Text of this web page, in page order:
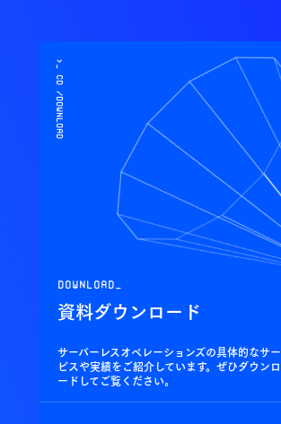
>_ cd /download
download_
資料ダウンロード
サーバーレスオペレーションズの具体的なサー
ビスや実績をご紹介しています。ぜひダウンロ
ードしてご覧ください。